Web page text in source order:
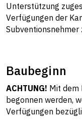
Unterstützung
Verfügungen der
Baubeginn
ACHTUNG! Mit dem
begonnen werden,
Verfügungen